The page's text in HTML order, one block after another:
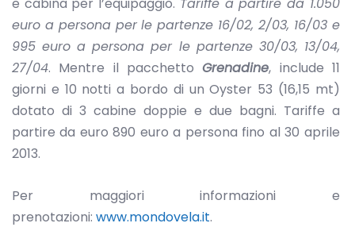
euro a persona per le partenze 16/02, 2/03, 16/03 e
995 euro a persona per le partenze 30/03, 13/04,
27/04. Mentre il pacchettoGrenadine, include 11
giorni e 10 notti a bordo di un Oyster 53 (16,15 mt)
dotato di 3 cabine doppie e due bagni. Tariffe a
partire da euro 890 euro a persona fino al 30 aprile
2013.
Per maggiori informazioni e
prenotazioni: www.mondovela.it.